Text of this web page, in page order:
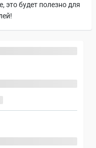
это будет полезно для